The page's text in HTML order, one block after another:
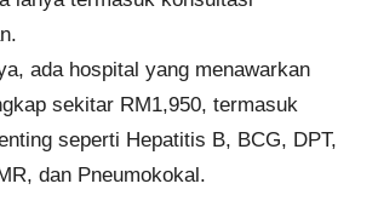
ada hospital yang menawarkan
sekitar RM1,950, termasuk
seperti Hepatitis B, BCG, DPT,
dan Pneumokokal.